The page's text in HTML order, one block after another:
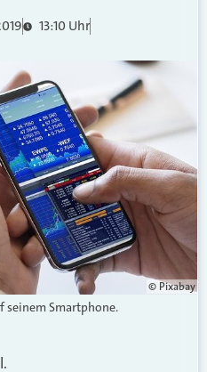
13:10 Uhr
© Pixabay
seinem Smartphone.